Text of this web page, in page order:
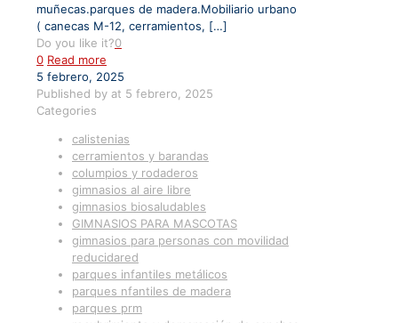
muñecas.parques de madera.Mobiliario urbano
( canecas M-12, cerramientos, […]
Do you like it?0
0 Read more
5 febrero, 2025
Published by at 5 febrero, 2025
Categories
calistenias
cerramientos y barandas
columpios y rodaderos
gimnasios al aire libre
gimnasios biosaludables
GIMNASIOS PARA MASCOTAS
gimnasios para personas con movilidad
reducidared
parques infantiles metálicos
parques nfantiles de madera
parques prm